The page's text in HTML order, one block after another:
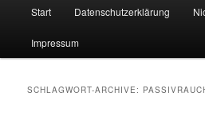
Start Datenschutzerklärung
Impressum
SCHLAGWORT-ARCHIVE: